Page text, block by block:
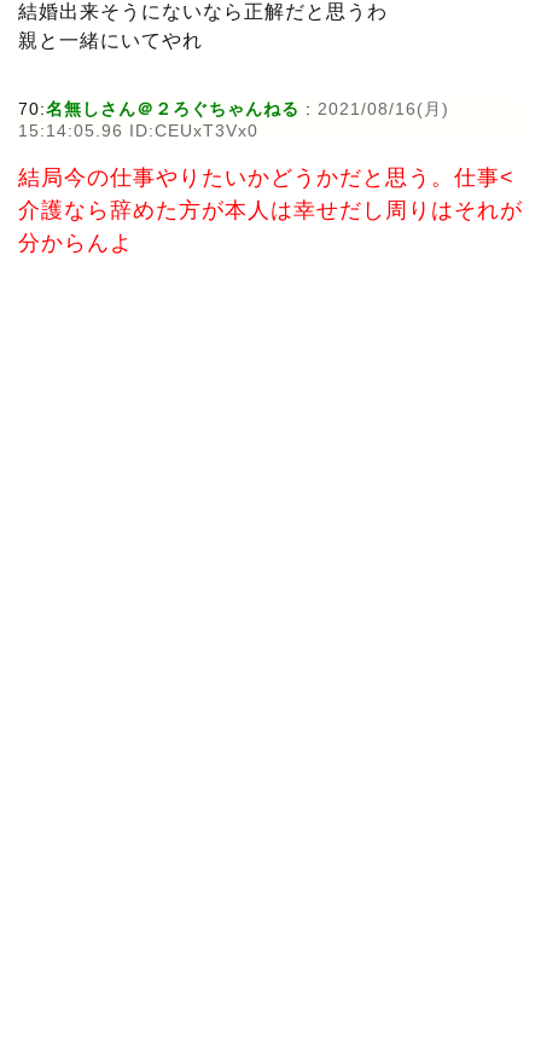
結婚出来そうにないなら正解だと思うわ
親と一緒にいてやれ
70:名無しさん＠２ろぐちゃんねる : 2021/08/16(月)
15:14:05.96 ID:CEUxT3Vx0
結局今の仕事やりたいかどうかだと思う。仕事<
介護なら辞めた方が本人は幸せだし周りはそれが
分からんよ